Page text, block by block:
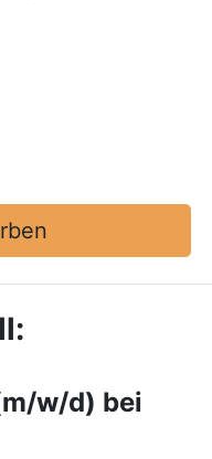
w/d) bei